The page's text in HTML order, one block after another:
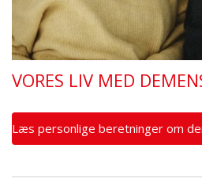
VORES LIV MED
Læs personlige beretninger om